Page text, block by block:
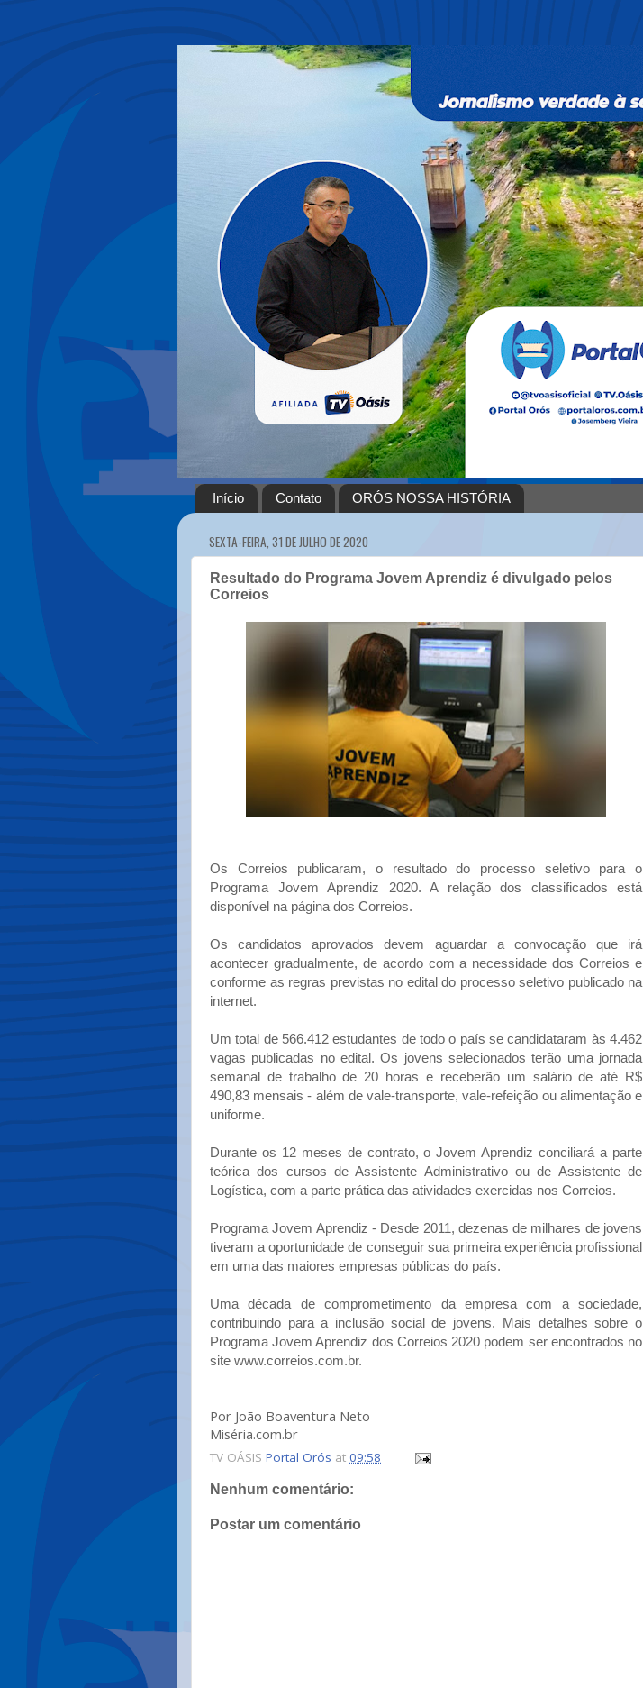
Início Contato ORÓS NOSSA HISTÓRIA
SEXTA-FEIRA, 31 DE JULHO DE 2020
Resultado do Programa Jovem Aprendiz é divulgado pelos
Correios
Os Correios publicaram, o resultado do processo seletivo para o
Programa Jovem Aprendiz 2020. A relação dos classificados está
disponível na página dos Correios.
Os candidatos aprovados devem aguardar a convocação que irá
acontecer gradualmente, de acordo com a necessidade dos Correios e
conforme as regras previstas no edital do processo seletivo publicado na
internet.
Um total de 566.412 estudantes de todo o país se candidataram às 4.462
vagas publicadas no edital. Os jovens selecionados terão uma jornada
semanal de trabalho de 20 horas e receberão um salário de até R$
490,83 mensais - além de vale-transporte, vale-refeição ou alimentação e
uniforme.
Durante os 12 meses de contrato, o Jovem Aprendiz conciliará a parte
teórica dos cursos de Assistente Administrativo ou de Assistente de
Logística, com a parte prática das atividades exercidas nos Correios.
Programa Jovem Aprendiz - Desde 2011, dezenas de milhares de jovens
tiveram a oportunidade de conseguir sua primeira experiência profissional
em uma das maiores empresas públicas do país.
Uma década de comprometimento da empresa com a sociedade,
contribuindo para a inclusão social de jovens. Mais detalhes sobre o
Programa Jovem Aprendiz dos Correios 2020 podem ser encontrados no
site www.correios.com.br.
Por João Boaventura Neto
Miséria.com.br
TV OÁSIS Portal Orós at 09:58
Nenhum comentário:
Postar um comentário